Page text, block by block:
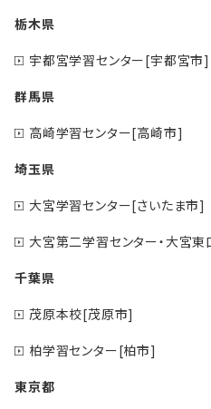
栃木県
宇都宮学習センター[宇都宮市]
群馬県
高崎学習センター[高崎市]
埼玉県
大宮学習センター[さいたま市]
大宮第二学習センター・大宮
千葉県
茂原本校[茂原市]
柏学習センター[柏市]
東京都